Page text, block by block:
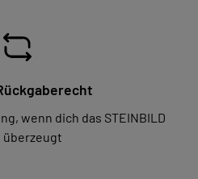
wenn dich das STEINBILD
überzeugt